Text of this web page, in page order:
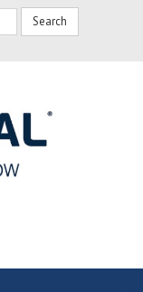
Search